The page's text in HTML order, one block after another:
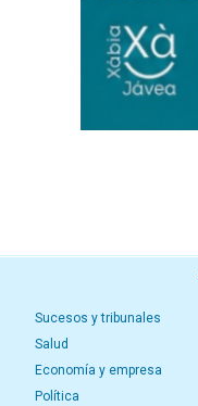
Sucesos y tribunales
Salud
Economía y empresa
Política